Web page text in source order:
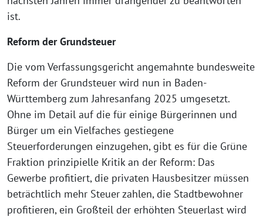
ist.
Reform der Grundsteuer
Die vom Verfassungsgericht angemahnte bundesweite
Reform der Grundsteuer wird nun in Baden-
Württemberg zum Jahresanfang 2025 umgesetzt.
Ohne im Detail auf die für einige Bürgerinnen und
Bürger um ein Vielfaches gestiegene
Steuerforderungen einzugehen, gibt es für die Grüne
Fraktion prinzipielle Kritik an der Reform: Das
Gewerbe profitiert, die privaten Hausbesitzer müssen
beträchtlich mehr Steuer zahlen, die Stadtbewohner
profitieren, ein Großteil der erhöhten Steuerlast wird